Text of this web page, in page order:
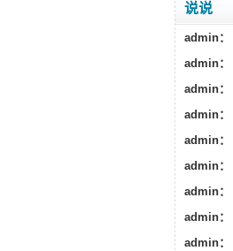
说说
admin：
admin：
admin：
admin：
admin：
admin：
admin：
admin：
admin：